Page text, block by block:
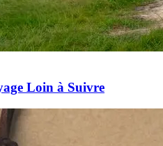
Loin à Suivre